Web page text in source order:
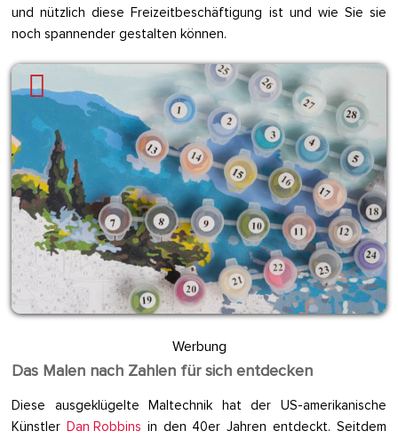
und nützlich diese Freizeitbeschäftigung ist und wie Sie sie
noch spannender gestalten können.
Werbung
Das Malen nach Zahlen für sich entdecken
Diese ausgeklügelte Maltechnik hat der US-amerikanische
Künstler Dan Robbins in den 40er Jahren entdeckt. Seitdem